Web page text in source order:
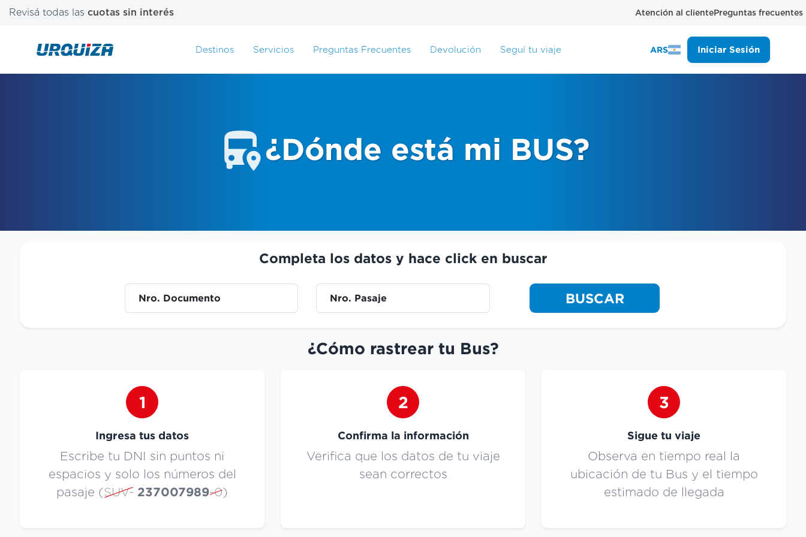
Revisá todas las cuotas sin interés Atención al clientePreguntas frecuentes
Destinos Servicios Preguntas Frecuentes Devolución Seguí tu viaje ARS Iniciar Sesión
¿Dónde está mi BUS?
Completa los datos y hace click en buscar
Nro. Documento Nro. Pasaje BUSCAR
¿Cómo rastrear tu Bus?
1
Ingresa tus datos
Escribe tu DNI sin puntos ni
espacios y solo los números del
pasaje (SUV- 237007989-0)
2
Confirma la información
Verifica que los datos de tu viaje
sean correctos
3
Sigue tu viaje
Observa en tiempo real la
ubicación de tu Bus y el tiempo
estimado de llegada